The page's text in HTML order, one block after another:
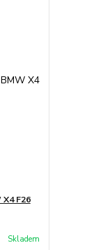
F26
Skladem